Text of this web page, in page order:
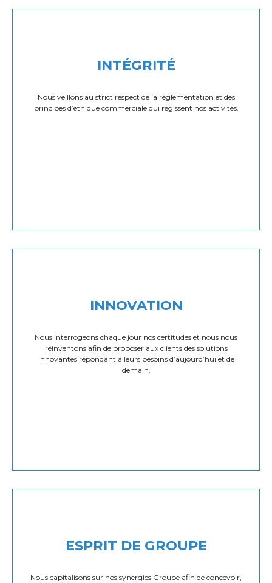
INTÉGRITÉ
Nous veillons au strict respect de la réglementation et des
principes d’éthique commerciale qui régissent nos activités.
INNOVATION
Nous interrogeons chaque jour nos certitudes et nous nous
réinventons afin de proposer aux clients des solutions
innovantes répondant à leurs besoins d’aujourd’hui et de
demain.
ESPRIT DE GROUPE
Nous capitalisons sur nos synergies Groupe afin de concevoir,